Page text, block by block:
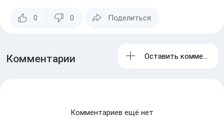
0 0 Поделиться
Комментарии Оставить
Комментариев ещё нет